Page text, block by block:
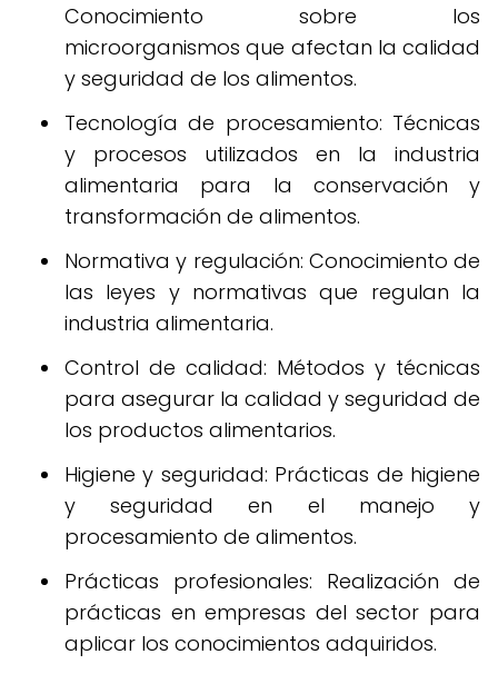
Conocimiento sobre los
microorganismos que afectan la calidad
y seguridad de los alimentos.
Tecnología de procesamiento: Técnicas
y procesos utilizados en la industria
alimentaria para la conservación y
transformación de alimentos.
Normativa y regulación: Conocimiento de
las leyes y normativas que regulan la
industria alimentaria.
Control de calidad: Métodos y técnicas
para asegurar la calidad y seguridad de
los productos alimentarios.
Higiene y seguridad: Prácticas de higiene
y seguridad en el manejo y
procesamiento de alimentos.
Prácticas profesionales: Realización de
prácticas en empresas del sector para
aplicar los conocimientos adquiridos.